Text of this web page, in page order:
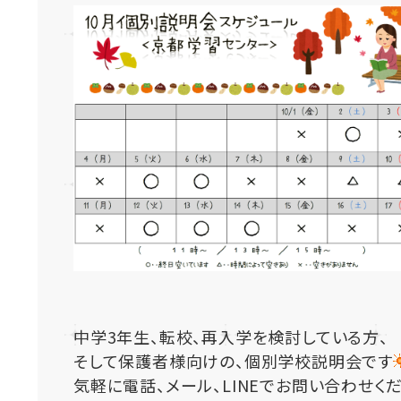
中学3年生、転校、再入学を検討している方、
そして保護者様向けの、個別学校説明会です
気軽に電話、メール、LINEでお問い合わせく